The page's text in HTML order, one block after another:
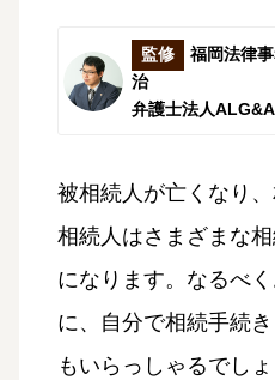
監修
福岡法律
治
弁護士法人
被相続人が亡くなり、
相続人はさまざまな
になります。なるべ
に、自分で相続手続
もいらっしゃるでしょ